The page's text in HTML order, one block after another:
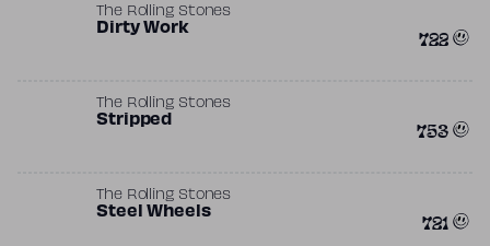
The Rolling Stones
Dirty Work 722
The Rolling Stones
Stripped 753
The Rolling Stones
Steel Wheels 721